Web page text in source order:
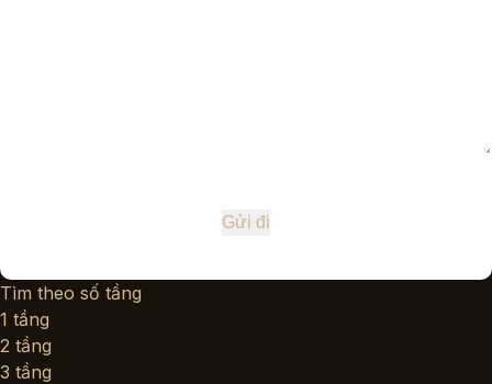
Tìm theo số tầng
1 tầng
2 tầng
3 tầng